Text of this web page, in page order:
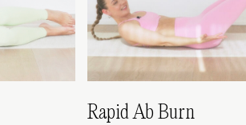
Rapid Ab Burn